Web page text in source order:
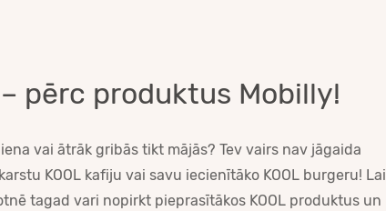
pērc produktus Mobilly!
vai ātrāk gribās tikt mājās? Tev vairs nav jāgaida
KOOL kafiju vai savu iecienītāko KOOL burgeru! Lai
tagad vari nopirkt pieprasītākos KOOL produktus un